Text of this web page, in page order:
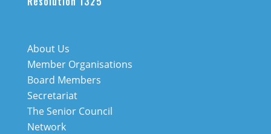
About Us
Member Organisations
Board Members
Secretariat
The Senior Council
Network